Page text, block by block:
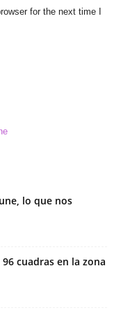
for the next time I
lo que nos
cuadras en la zona